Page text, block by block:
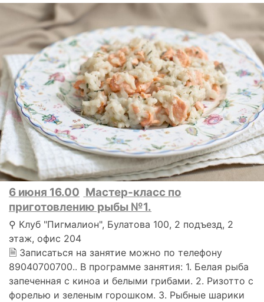
6 июня 16.00 Мастер-класс по
приготовлению рыбы №1.
⚲ Клуб "Пигмалион", Булатова 100, 2 подъезд, 2
этаж, офис 204
🗎 Записаться на занятие можно по телефону
89040700700.. В программе занятия: 1. Белая рыба
запеченная с киноа и белыми грибами. 2. Ризотто с
форелью и зеленым горошком. 3. Рыбные шарики